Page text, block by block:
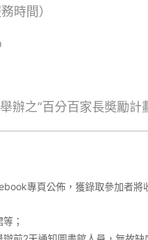
時間）
辦之“百分百家長奬勵計
專頁公佈，獲錄取參加者將
；